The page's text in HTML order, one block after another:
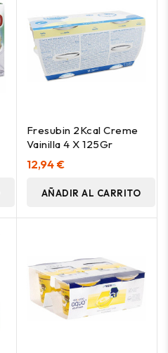
Fresubin 2Kcal Creme
Vainilla 4 X 125Gr
12,94 €
AÑADIR AL CARRITO